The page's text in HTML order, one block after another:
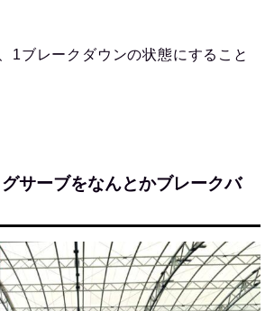
1ブレークダウンの状態にすること
サーブをなんとかブレークバ